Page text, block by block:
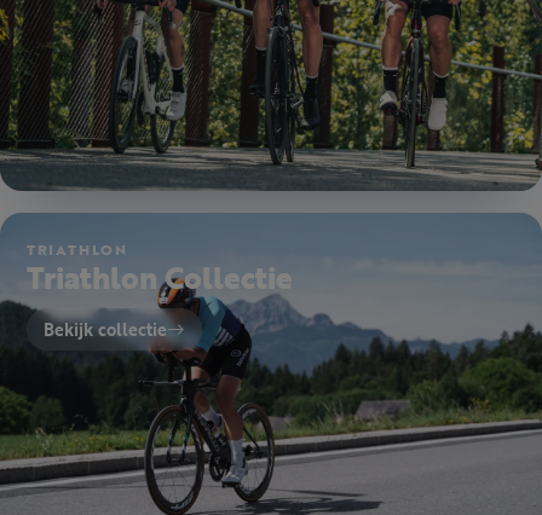
TRIATHLON
Triathlon Collectie
Bekijk collectie